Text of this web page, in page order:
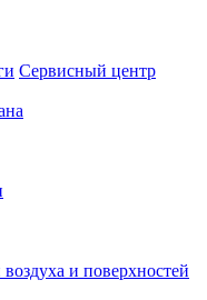
Сервисный центр
и поверхностей